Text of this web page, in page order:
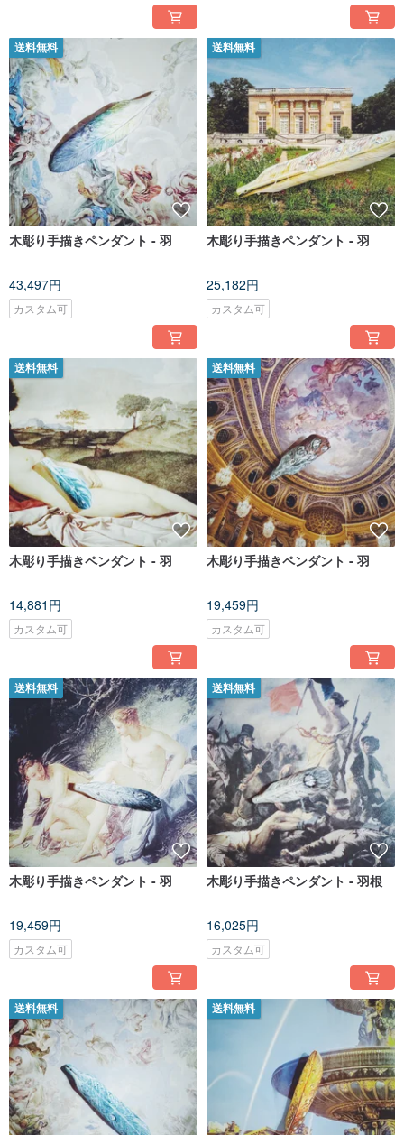
送料無料
木彫り手描きペンダント - 羽
43,497円
カスタム可
送料無料
木彫り手描きペンダント - 羽
25,182円
カスタム可
送料無料
木彫り手描きペンダント - 羽
14,881円
カスタム可
送料無料
木彫り手描きペンダント - 羽
19,459円
カスタム可
送料無料
木彫り手描きペンダント - 羽
19,459円
カスタム可
送料無料
木彫り手描きペンダント - 羽根
16,025円
カスタム可
送料無料 送料無料